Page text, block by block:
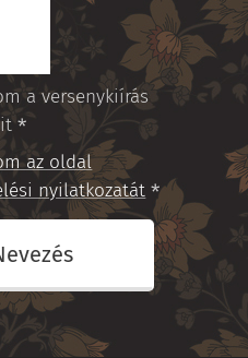
a versenykiírás
az oldal
nyilatkozatát